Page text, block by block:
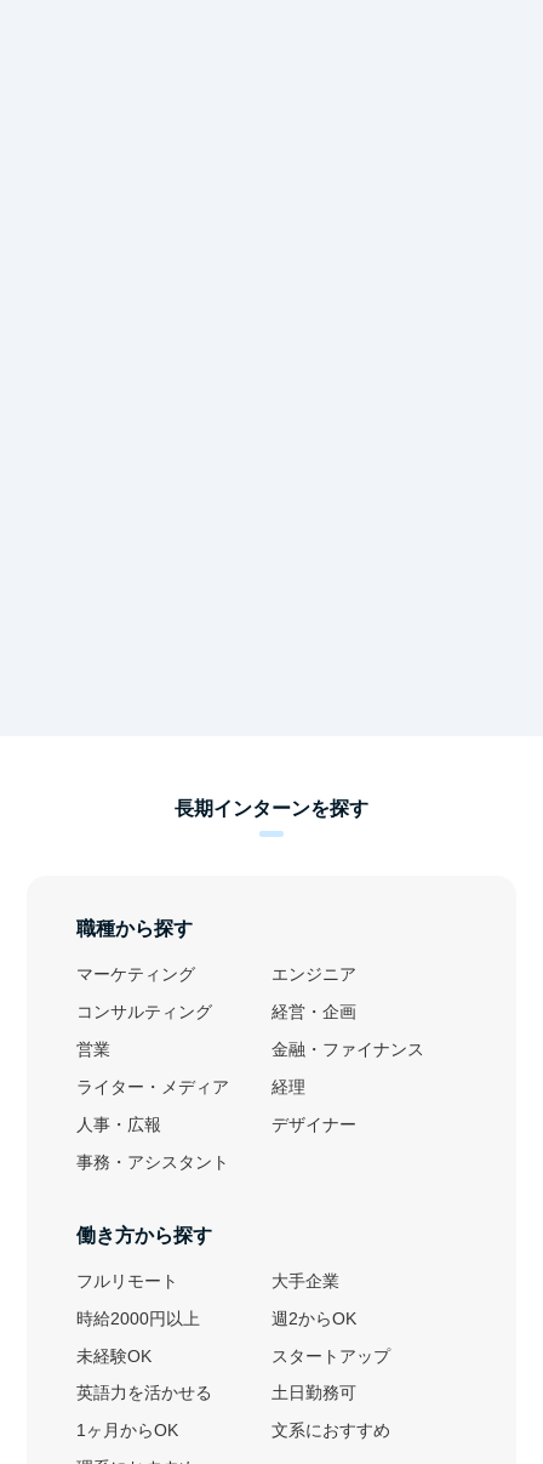
長期インターンを探す
職種から探す
マーケティング エンジニア
コンサルティング 経営・企画
営業 金融・ファイナンス
ライター・メディア 経理
人事・広報 デザイナー
事務・アシスタント
働き方から探す
フルリモート 大手企業
時給2000円以上 週2からOK
未経験OK スタートアップ
英語力を活かせる 土日勤務可
1ヶ月からOK 文系におすすめ